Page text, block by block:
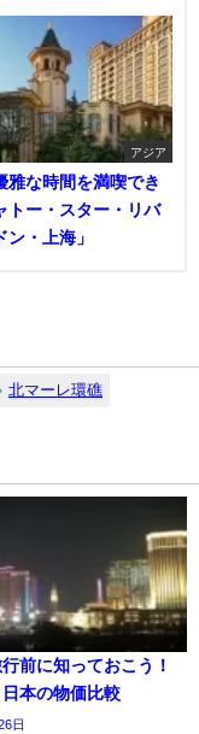
アジア
雅な時間を満喫でき
トー・スター・リバ
ン・上海」
北マーレ環礁
前に知っておこう！
本の物価比較
日